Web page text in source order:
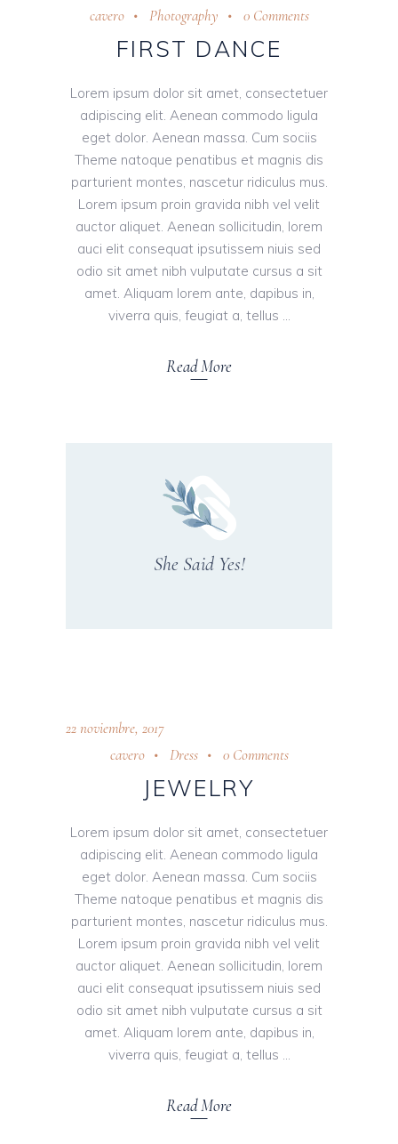
cavero Photography 0 Comments
FIRST DANCE
Lorem ipsum dolor sit amet, consectetuer
adipiscing elit. Aenean commodo ligula
eget dolor. Aenean massa. Cum sociis
Theme natoque penatibus et magnis dis
parturient montes, nascetur ridiculus mus.
Lorem ipsum proin gravida nibh vel velit
auctor aliquet. Aenean sollicitudin, lorem
auci elit consequat ipsutissem niuis sed
odio sit amet nibh vulputate cursus a sit
amet. Aliquam lorem ante, dapibus in,
viverra quis, feugiat a, tellus
Read More
She Said Yes!
22 noviembre, 2017
cavero
Dress 0 Comments
JEWELRY
Lorem ipsum dolor sit amet, consectetuer
adipiscing elit. Aenean commodo ligula
eget dolor. Aenean massa. Cum sociis
Theme natoque penatibus et magnis dis
parturient montes, nascetur ridiculus mus.
Lorem ipsum proin gravida nibh vel velit
auctor aliquet. Aenean sollicitudin, lorem
auci elit consequat ipsutissem niuis sed
odio sit amet nibh vulputate cursus a sit
amet. Aliquam lorem ante, dapibus in,
viverra quis, feugiat a, tellus
Read More